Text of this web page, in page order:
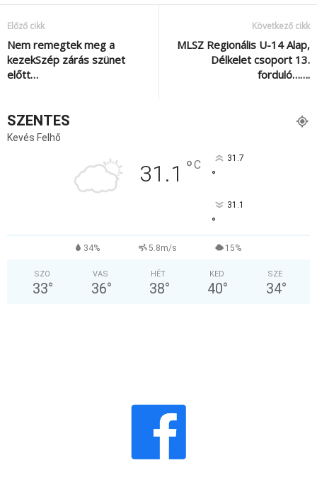
Előző cikk
Nem remegtek meg a
kezekSzép zárás szünet
előtt…
Következő cikk
MLSZ Regionális U-14 Alap,
Délkelet csoport 13.
forduló…….
SZENTES
Kevés Felhő
31.1 °C 31.7
°
31.1
°
34% 5.8m/s 15%
SZO
33°
VAS
36°
HÉT
38°
KED
40°
SZE
34°